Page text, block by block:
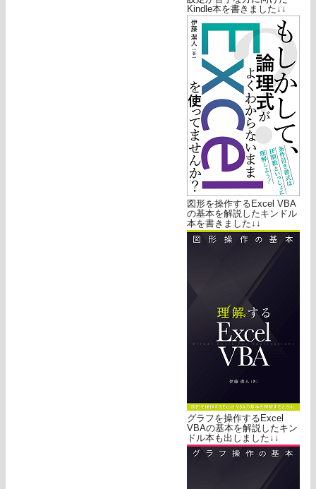
Kindle本を書きました↓↓
図形を操作するExcel VBA
の基本を解説したキンドル
本を書きました↓↓
グラフを操作するExcel
VBAの基本を解説したキン
ドル本も出しました↓↓